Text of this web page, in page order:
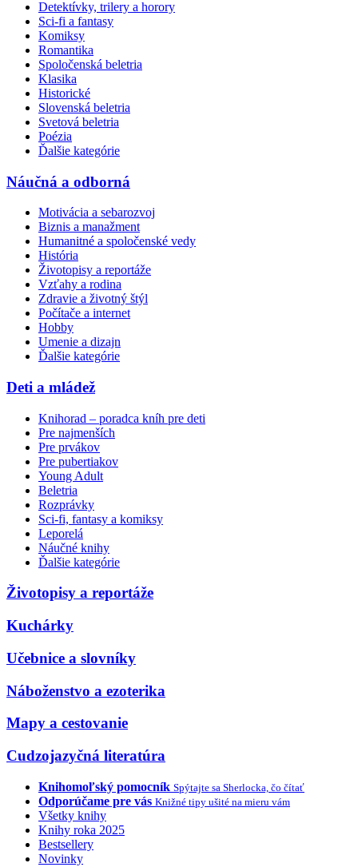
Detektívky, trilery a horory
Sci-fi a fantasy
Komiksy
Romantika
Spoločenská beletria
Klasika
Historické
Slovenská beletria
Svetová beletria
Poézia
Ďalšie kategórie
Náučná a odborná
Motivácia a sebarozvoj
Biznis a manažment
Humanitné a spoločenské vedy
História
Životopisy a reportáže
Vzťahy a rodina
Zdravie a životný štýl
Počítače a internet
Hobby
Umenie a dizajn
Ďalšie kategórie
Deti a mládež
Knihorad – poradca kníh pre deti
Pre najmenších
Pre prvákov
Pre pubertiakov
Young Adult
Beletria
Rozprávky
Sci-fi, fantasy a komiksy
Leporelá
Náučné knihy
Ďalšie kategórie
Životopisy a reportáže
Kuchárky
Učebnice a slovníky
Náboženstvo a ezoterika
Mapy a cestovanie
Cudzojazyčná literatúra
Knihomoľský pomocník Spýtajte sa Sherlocka, čo čítať
Odporúčame pre vás Knižné tipy ušité na mieru vám
Všetky knihy
Knihy roka 2025
Bestsellery
Novinky